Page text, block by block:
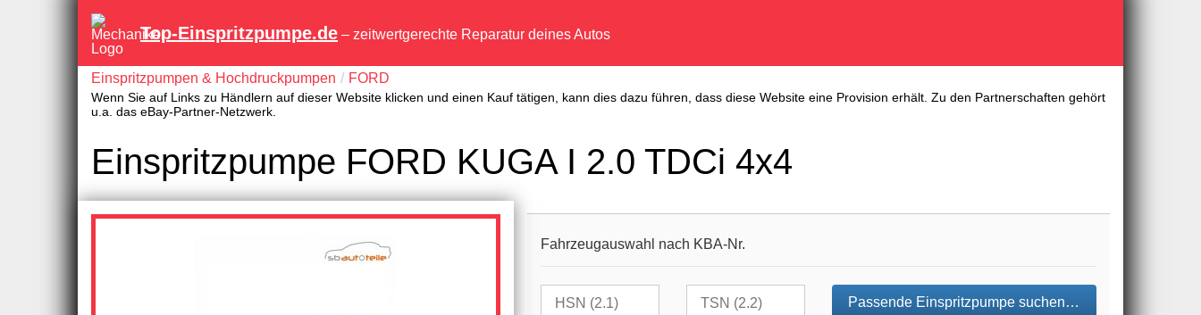
Top-Einspritzpumpe.de – zeitwertgerechte Reparatur deines Autos
Einspritzpumpen & Hochdruckpumpen FORD
Wenn Sie auf Links zu Händlern auf dieser Website klicken und einen Kauf tätigen, kann dies dazu führen, dass diese Website eine Provision erhält. Zu den Partnerschaften gehört
u.a. das eBay-Partner-Netzwerk.
Einspritzpumpe FORD KUGA I 2.0 TDCi 4x4
Fahrzeugauswahl nach KBA-Nr.
Passende Einspritzpumpe suchen…